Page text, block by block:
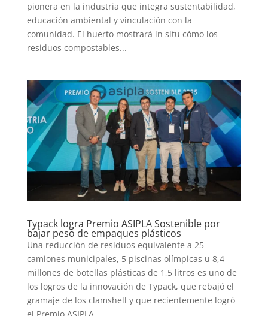
pionera en la industria que integra sustentabilidad,
educación ambiental y vinculación con la
comunidad. El huerto mostrará in situ cómo los
residuos compostables...
Typack logra Premio ASIPLA Sostenible por
bajar peso de empaques plásticos
Una reducción de residuos equivalente a 25
camiones municipales, 5 piscinas olímpicas u 8,4
millones de botellas plásticas de 1,5 litros es uno de
los logros de la innovación de Typack, que rebajó el
gramaje de los clamshell y que recientemente logró